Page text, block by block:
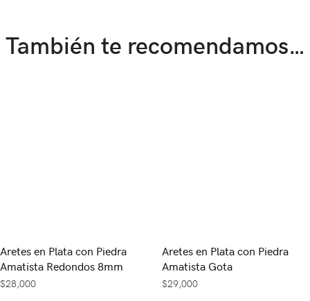
También te recomendamos…
Aretes en Plata con Piedra
Amatista Redondos 8mm
$28,000
Aretes en Plata con Piedra
Amatista Gota
$29,000